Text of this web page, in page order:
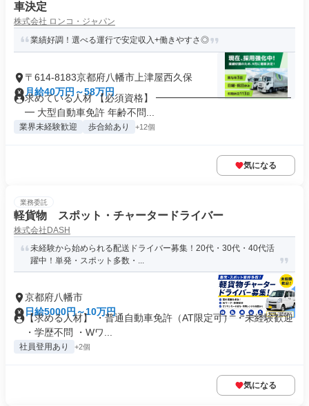
車決定
株式会社 ロンコ・ジャパン
業績好調！選べる運行で安定収入+働きやすさ◎
〒614-8183京都府八幡市上津屋西久保
月給40万円～58万円
求めている人材 【必須資格】 ━━━━━━━━━━━━━━
━ 大型自動車免許 年齢不問...
業界未経験歓迎 歩合給あり +12個
気になる
業務委託
軽貨物 スポット・チャータードライバー
株式会社DASH
未経験から始められる配送ドライバー募集！20代・30代・40代活
躍中！単発・スポット多数・...
京都府八幡市
日給5000円～10万円
【求める人材】 ・普通自動車免許（AT限定可） ・未経験歓迎
・学歴不問 ・Wワ...
社員登用あり +2個
気になる